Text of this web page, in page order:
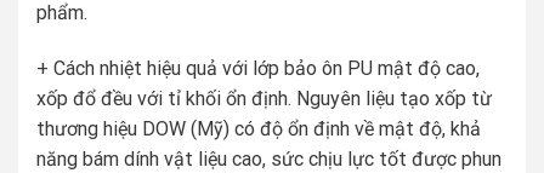
phẩm.
+ Cách nhiệt hiệu quả với lớp bảo ôn PU mật độ cao,
xốp đổ đều với tỉ khối ổn định. Nguyên liệu tạo xốp từ
thương hiệu DOW (Mỹ) có độ ổn định về mật độ, khả
năng bám dính vật liệu cao, sức chịu lực tốt được phun